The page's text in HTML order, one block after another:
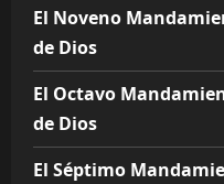
El Noveno
de Dios
El Octavo
de Dios
El Séptimo